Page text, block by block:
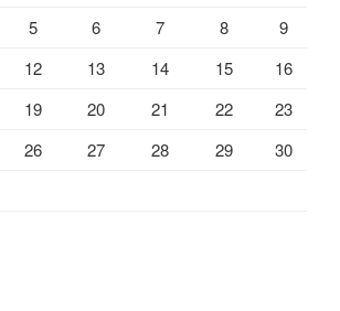
5 6 7 8
9
12 13 14 15
16
19 20 21 22
23
26 27 28 29
30